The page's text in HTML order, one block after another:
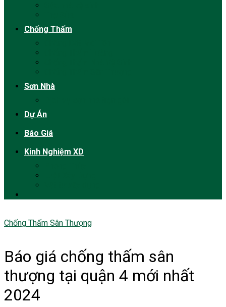
Chống Thấm
Sơn Nhà
Dự Án
Báo Giá
Kinh Nghiệm XD
Chống Thấm Sân Thượng
Báo giá chống thấm sân
thượng tại quận 4 mới nhất
2024